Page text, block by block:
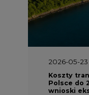
2026-05-23
Koszty
Polsce do
wnioski